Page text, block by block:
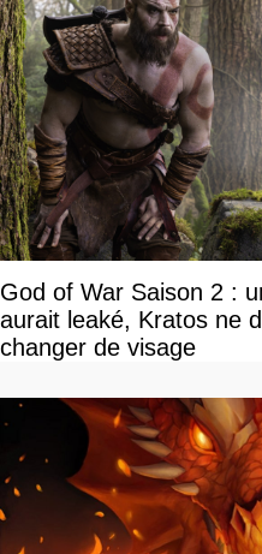
God of War Saison 2 :
aurait leaké, Kratos ne
changer de visage